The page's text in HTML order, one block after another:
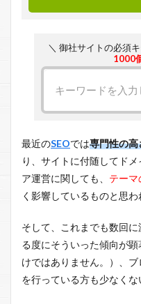
＼ 御社サイトの必須
1000
最近のSEOでは専門性の
り、サイトに付随してド
ア運営に関しても、 テー
く影響しているものと思わ
そして、これまでも数回
る度にそういった傾向が
けではありません。）、
を行っている方も少なく